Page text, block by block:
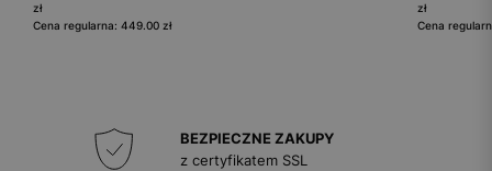
zł
Cena regularna: 449.00 zł
zł
Cena
BEZPIECZNE ZAKUPY
z certyfikatem SSL